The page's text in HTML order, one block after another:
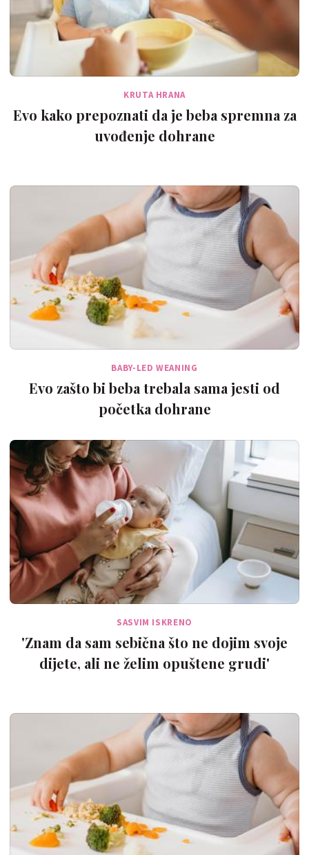
KRUTA HRANA
Evo kako prepoznati da je beba spremna za
uvođenje dohrane
BABY-LED WEANING
Evo zašto bi beba trebala sama jesti od
početka dohrane
SASVIM ISKRENO
'Znam da sam sebična što ne dojim svoje
dijete, ali ne želim opuštene grudi'